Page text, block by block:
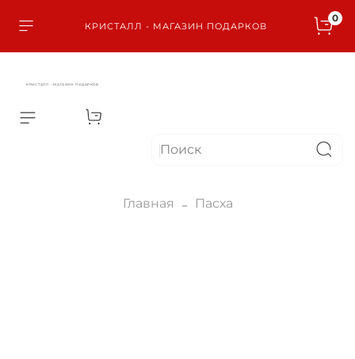
КРИСТАЛЛ - МАГАЗИН ПОДАРКОВ
0
КРИСТАЛЛ - МАГАЗИН ПОДАРКОВ
Главная Пасха